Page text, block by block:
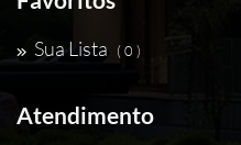
Sua Lista ( 0 )
Atendimento